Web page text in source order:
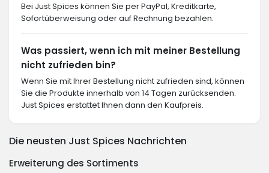
Bei Just Spices können Sie per PayPal, Kreditkarte,
Sofortüberweisung oder auf Rechnung bezahlen.
Was passiert, wenn ich mit meiner Bestellung
nicht zufrieden bin?
Wenn Sie mit Ihrer Bestellung nicht zufrieden sind, können
Sie die Produkte innerhalb von 14 Tagen zurücksenden.
Just Spices erstattet Ihnen dann den Kaufpreis.
Die neusten Just Spices Nachrichten
Erweiterung des Sortiments